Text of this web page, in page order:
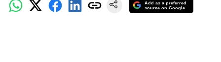
Add as a preferred
source on Google